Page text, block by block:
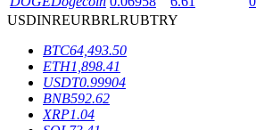
鎖倉BTR
輕鬆獲得多重福利
USDINREURBRLRUBTRY
BTC64,493.50
ETH1,898.41
USDT0.99904
BNB592.62
XRP1.04